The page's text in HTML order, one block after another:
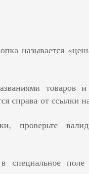
называется
справа от ссылки
проверьте